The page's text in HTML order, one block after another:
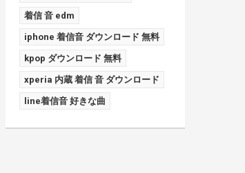
着信 音 edm
iphone 着信音 ダウンロード 無料
kpop ダウンロード 無料
xperia 内蔵 着信 音 ダウンロード
line着信音 好きな曲